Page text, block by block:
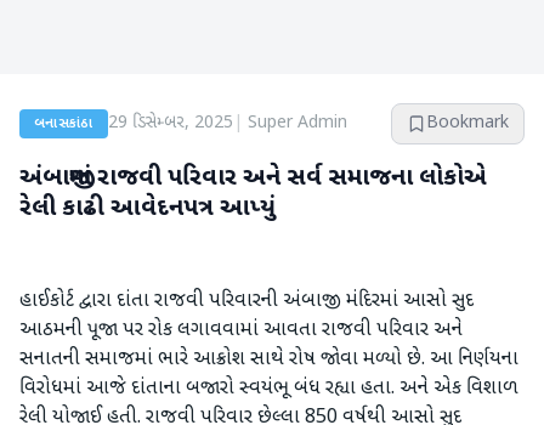
બનાસકાંઠા 29 ડિસેમ્બર, 2025 Super Admin Bookmark
અંબાજીમાં રાજવી પરિવાર અને સર્વ સમાજના લોકોએ
રેલી કાઢી આવેદનપત્ર આપ્યું
હાઈકોર્ટ દ્વારા દાંતા રાજવી પરિવારની અંબાજી મંદિરમાં આસો સુદ
આઠમની પૂજા પર રોક લગાવવામાં આવતા રાજવી પરિવાર અને
સનાતની સમાજમાં ભારે આક્રોશ સાથે રોષ જોવા મળ્યો છે. આ નિર્ણયના
વિરોધમાં આજે દાંતાના બજારો સ્વયંભૂ બંધ રહ્યા હતા. અને એક વિશાળ
રેલી યોજાઈ હતી. રાજવી પરિવાર છેલ્લા 850 વર્ષથી આસો સુદ